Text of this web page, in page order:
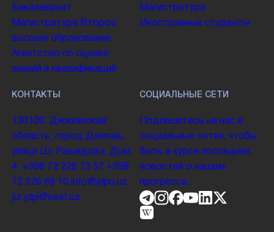
Бакалавриат
Магистратура Второе
высшее образование
Агентство по оценке
знаний и квалификаций
Магистратура
Иностранные студенты
КОНТАКТЫ
130100. Джизакская
область, город Джизак,
улица Ш. Рашидова, Дом
4. +998 72 226 13 57 +998
72 226 68 10 info@jdpu.uz
jiz.jdpi@exat.uz
СОЦИАЛЬНЫЕ СЕТИ
Подпишитесь на нас в
социальных сетях, чтобы
быть в курсе последних
новостей о нашем
прогрессе.